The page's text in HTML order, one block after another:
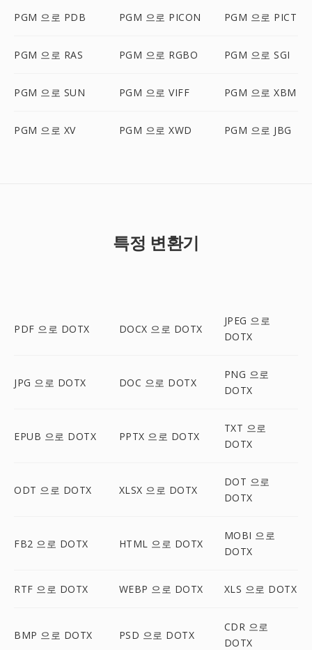
PGM 으로 PDB PGM 으로 PICON PGM 으로 PICT
PGM 으로 RAS PGM 으로 RGBO PGM 으로 SGI
PGM 으로 SUN PGM 으로 VIFF PGM 으로 XBM
PGM 으로 XV PGM 으로 XWD PGM 으로 JBG
특정 변환기
PDF 으로 DOTX DOCX 으로 DOTX
JPEG 으로
DOTX
JPG 으로 DOTX DOC 으로 DOTX
PNG 으로
DOTX
EPUB 으로 DOTX PPTX 으로 DOTX
TXT 으로
DOTX
ODT 으로 DOTX XLSX 으로 DOTX
DOT 으로
DOTX
FB2 으로 DOTX HTML 으로 DOTX
MOBI 으로
DOTX
RTF 으로 DOTX WEBP 으로 DOTX XLS 으로 DOTX
BMP 으로 DOTX PSD 으로 DOTX
CDR 으로
DOTX